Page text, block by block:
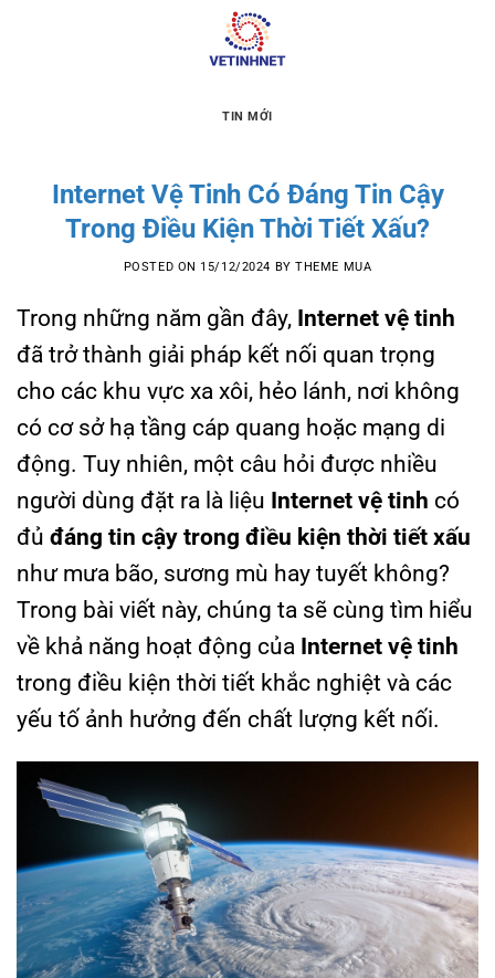
TIN MỚI
Internet Vệ Tinh Có Đáng Tin Cậy
Trong Điều Kiện Thời Tiết Xấu?
POSTED ON 15/12/2024 BYTHEME MUA
Trong những năm gần đây, Internet vệ tinh
đã trở thành giải pháp kết nối quan trọng
cho các khu vực xa xôi, hẻo lánh, nơi không
có cơ sở hạ tầng cáp quang hoặc mạng di
động. Tuy nhiên, một câu hỏi được nhiều
người dùng đặt ra là liệu Internet vệ tinh có
đủ đáng tin cậy trong điều kiện thời tiết xấu
như mưa bão, sương mù hay tuyết không?
Trong bài viết này, chúng ta sẽ cùng tìm hiểu
về khả năng hoạt động của Internet vệ tinh
trong điều kiện thời tiết khắc nghiệt và các
yếu tố ảnh hưởng đến chất lượng kết nối.